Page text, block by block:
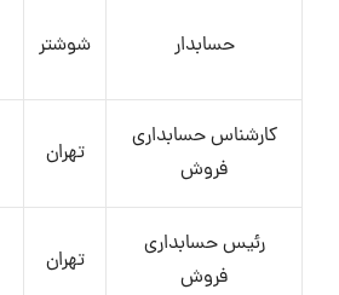
حسابدار شوشتر
کارشناس حسابداری
فروش
تهران
رئیس حسابداری
فروش
تهران